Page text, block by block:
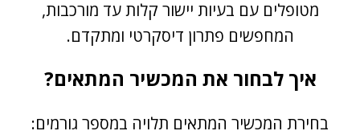
מטופלים עם בעיות יישור קלות עד מורכבות,
המחפשים פתרון דיסקרטי ומתקדם.
איך לבחור את המכשיר המתאים?
בחירת המכשיר המתאים תלויה במספר גורמים: